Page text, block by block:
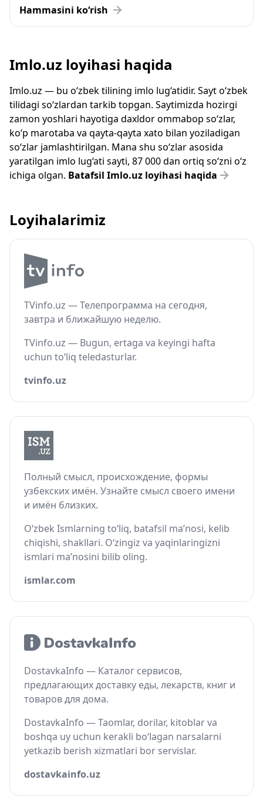
Hammasini ko‘rish
Imlo.uz loyihasi haqida
Imlo.uz — bu o‘zbek tilining imlo lug‘atidir. Sayt o‘zbek
tilidagi so‘zlardan tarkib topgan. Saytimizda hozirgi
zamon yoshlari hayotiga daxldor ommabop so‘zlar,
ko‘p marotaba va qayta-qayta xato bilan yoziladigan
so‘zlar jamlashtirilgan. Mana shu so‘zlar asosida
yaratilgan imlo lug‘ati sayti, 87 000 dan ortiq so‘zni o‘z
ichiga olgan. Batafsil Imlo.uz loyihasi haqida
Loyihalarimiz
TVinfo.uz — Телепрограмма на сегодня,
завтра и ближайшую неделю.
TVinfo.uz — Bugun, ertaga va keyingi hafta
uchun to‘liq teledasturlar.
tvinfo.uz
Полный смысл, происхождение, формы
узбекских имён. Узнайте смысл своего имени
и имён близких.
O‘zbek Ismlarning to‘liq, batafsil ma’nosi, kelib
chiqishi, shakllari. O‘zingiz va yaqinlaringizni
ismlari ma’nosini bilib oling.
ismlar.com
DostavkaInfo — Каталог сервисов,
предлагающих доставку еды, лекарств, книг и
товаров для дома.
DostavkaInfo — Taomlar, dorilar, kitoblar va
boshqa uy uchun kerakli bo‘lagan narsalarni
yetkazib berish xizmatlari bor servislar.
dostavkainfo.uz